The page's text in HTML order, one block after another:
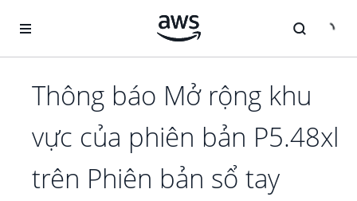
Thông báo Mở rộng khu
vực của phiên bản P5.48xl
trên Phiên bản sổ tay